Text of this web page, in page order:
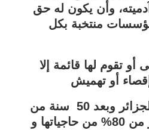
وأن يكون له حق
منتخبة بكل
أو تقوم لها قائمة إلا
نقول هذا ونحن نرى الجزائر وبعد 50 سنة من
الاستقلال تستورد أكثر من 80% من حاجياتها و